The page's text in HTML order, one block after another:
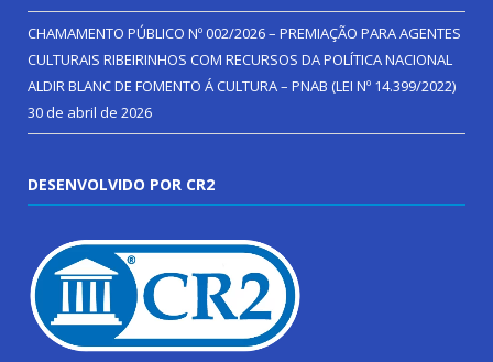
CHAMAMENTO PÚBLICO Nº 002/2026 – PREMIAÇÃO PARA AGENTES
CULTURAIS RIBEIRINHOS COM RECURSOS DA POLÍTICA NACIONAL
ALDIR BLANC DE FOMENTO Á CULTURA – PNAB (LEI Nº 14.399/2022)
30 de abril de 2026
DESENVOLVIDO POR CR2